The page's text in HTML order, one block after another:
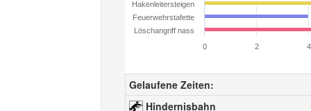
Hakenleitersteigen
Feuerwehrstafette
Löschangriff nass
0
2 4
Gelaufene Zeiten:
Hindernisbahn